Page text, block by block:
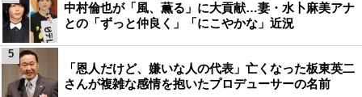
中村倫也が「風、薫る」に大貢献…妻・水卜麻美アナ
との「ずっと仲良く」「にこやかな」近況
「恩人だけど、嫌いな人の代表」亡くなった板東英二
さんが複雑な感情を抱いたプロデューサーの名前
5